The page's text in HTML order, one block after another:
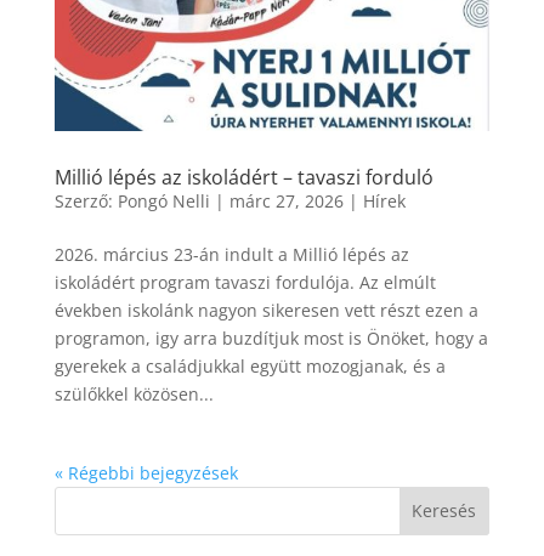
Millió lépés az iskoládért – tavaszi forduló
Szerző: Pongó Nelli | márc 27, 2026| Hírek
2026. március 23-án indult a Millió lépés az
iskoládért program tavaszi fordulója. Az elmúlt
években iskolánk nagyon sikeresen vett részt ezen a
programon, igy arra buzdítjuk most is Önöket, hogy a
gyerekek a családjukkal együtt mozogjanak, és a
szülőkkel közösen...
« Régebbi bejegyzések
Keresés